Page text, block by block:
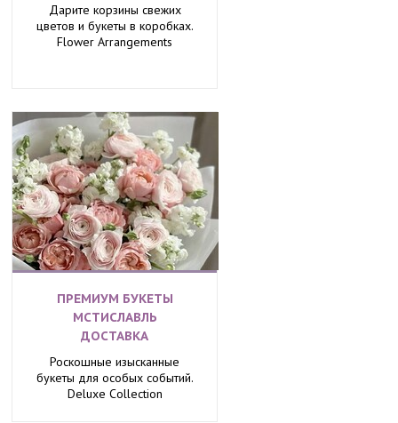
Дарите корзины свежих
цветов и букеты в коробках.
Flower Arrangements
ПРЕМИУМ БУКЕТЫ
МСТИСЛАВЛЬ
ДОСТАВКА
Роскошные изысканные
букеты для особых событий.
Deluxe Collection